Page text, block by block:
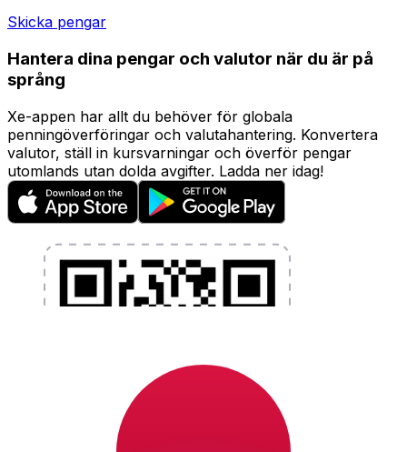
Skicka pengar
Hantera dina pengar och valutor när du är på
språng
Xe-appen har allt du behöver för globala
penningöverföringar och valutahantering. Konvertera
valutor, ställ in kursvarningar och överför pengar
utomlands utan dolda avgifter. Ladda ner idag!